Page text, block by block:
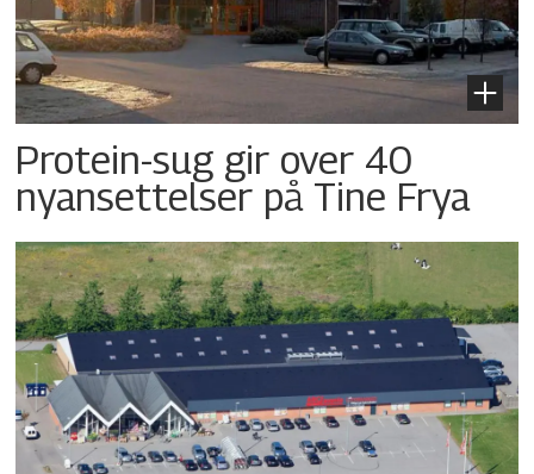
Protein-sug gir over 40
nyansettelser på Tine Frya